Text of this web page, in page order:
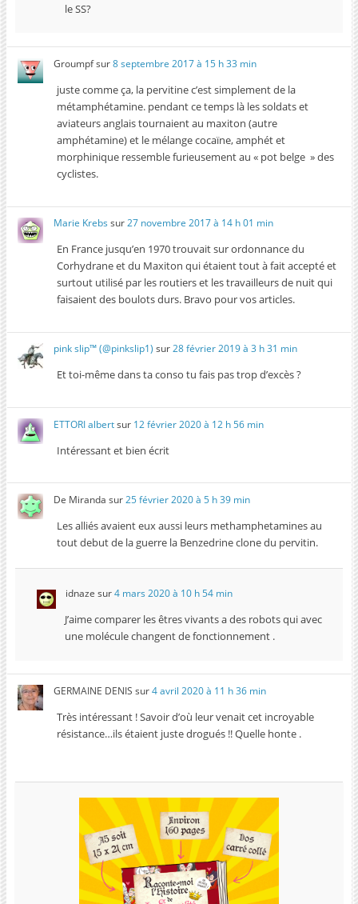
le SS?
Groumpfsur8 septembre 2017 à 15 h 33 min
juste comme ça, la pervitine c’est simplement de la
métamphétamine. pendant ce temps là les soldats et
aviateurs anglais tournaient au maxiton (autre
amphétamine) et le mélange cocaïne, amphét et
morphinique ressemble furieusement au « pot belge » des
cyclistes.
Marie Krebs sur27 novembre 2017 à 14 h 01 min
En France jusqu’en 1970 trouvait sur ordonnance du
Corhydrane et du Maxiton qui étaient tout à fait accepté et
surtout utilisé par les routiers et les travailleurs de nuit qui
faisaient des boulots durs. Bravo pour vos articles.
pink slip™ (@pinkslip1) sur28 février 2019 à 3 h 31 min
Et toi-même dans ta conso tu fais pas trop d’excès ?
ETTORI albertsur 12 février 2020 à 12 h 56 min
Intéressant et bien écrit
De Miranda sur25 février 2020 à 5 h 39 min
Les alliés avaient eux aussi leurs methamphetamines au
tout debut de la guerre la Benzedrine clone du pervitin.
idnaze sur4 mars 2020 à 10 h 54 min
J’aime comparer les êtres vivants a des robots qui avec
une molécule changent de fonctionnement .
GERMAINE DENIS sur4 avril 2020 à 11 h 36 min
Très intéressant ! Savoir d’où leur venait cet incroyable
résistance…ils étaient juste drogués !! Quelle honte .